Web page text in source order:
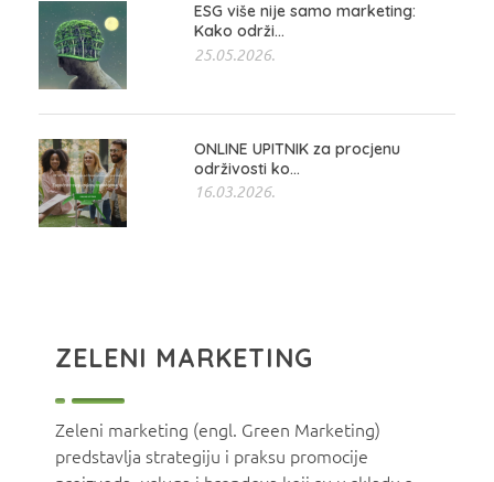
ESG više nije samo marketing:
Kako održi...
25.05.2026.
ONLINE UPITNIK za procjenu
održivosti ko...
16.03.2026.
ZELENI MARKETING
Zeleni marketing (engl. Green Marketing)
predstavlja strategiju i praksu promocije